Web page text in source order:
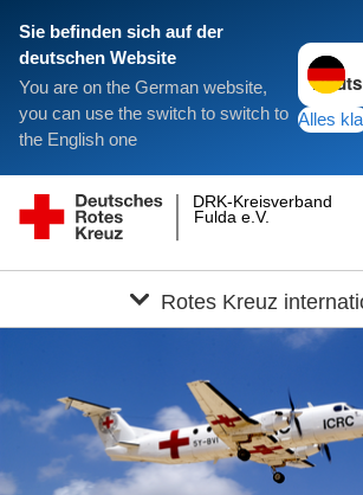
Sie befinden sich auf der
deutschen Website
You are on the German website,
you can use the switch to switch to
the English one
Alles
Fulda e.V.
DRK-Kreisverband
Rotes Kreuz